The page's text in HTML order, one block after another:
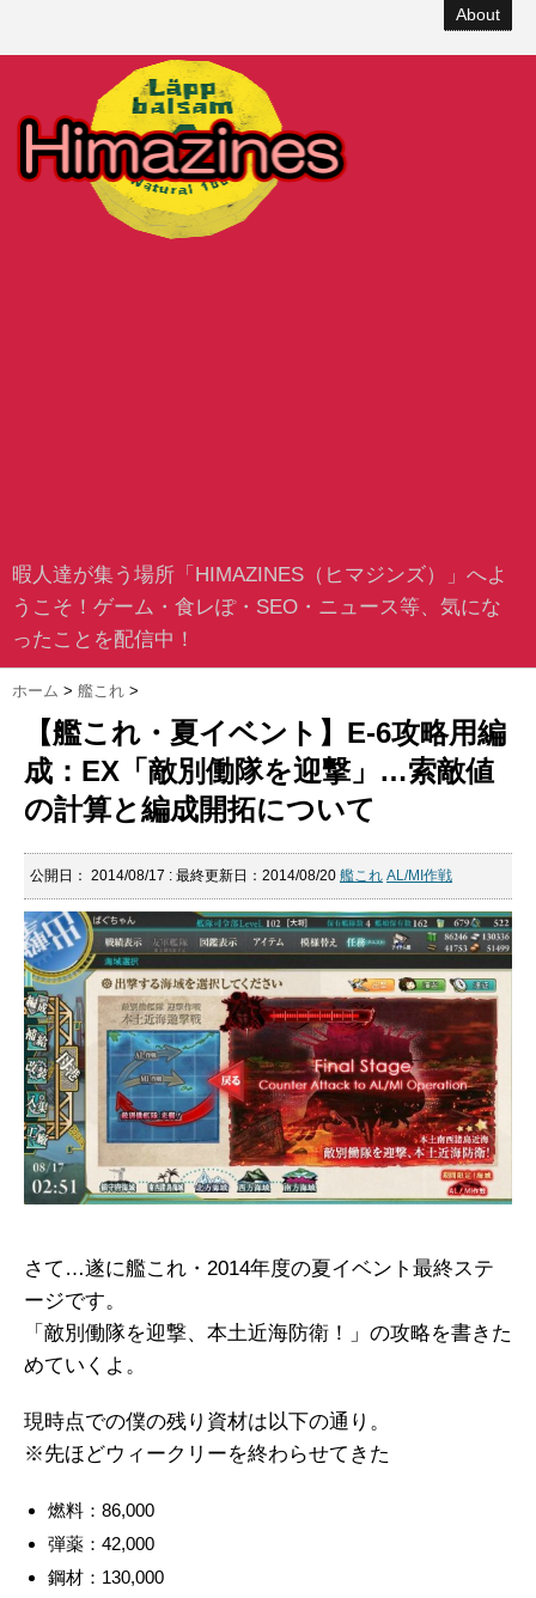
About
暇人達が集う場所「HIMAZINES（ヒマジンズ）」へよ
うこそ！ゲーム・食レぽ・SEO・ニュース等、気にな
ったことを配信中！
ホーム > 艦これ >
【艦これ・夏イベント】E-6攻略用編
成：EX「敵別働隊を迎撃」…索敵値
の計算と編成開拓について
公開日： 2014/08/17 : 最終更新日：2014/08/20 艦これ AL/MI作戦
さて…遂に艦これ・2014年度の夏イベント最終ステ
ージです。
「敵別働隊を迎撃、本土近海防衛！」の攻略を書きた
めていくよ。
現時点での僕の残り資材は以下の通り。
※先ほどウィークリーを終わらせてきた
燃料：86,000
弾薬：42,000
鋼材：130,000